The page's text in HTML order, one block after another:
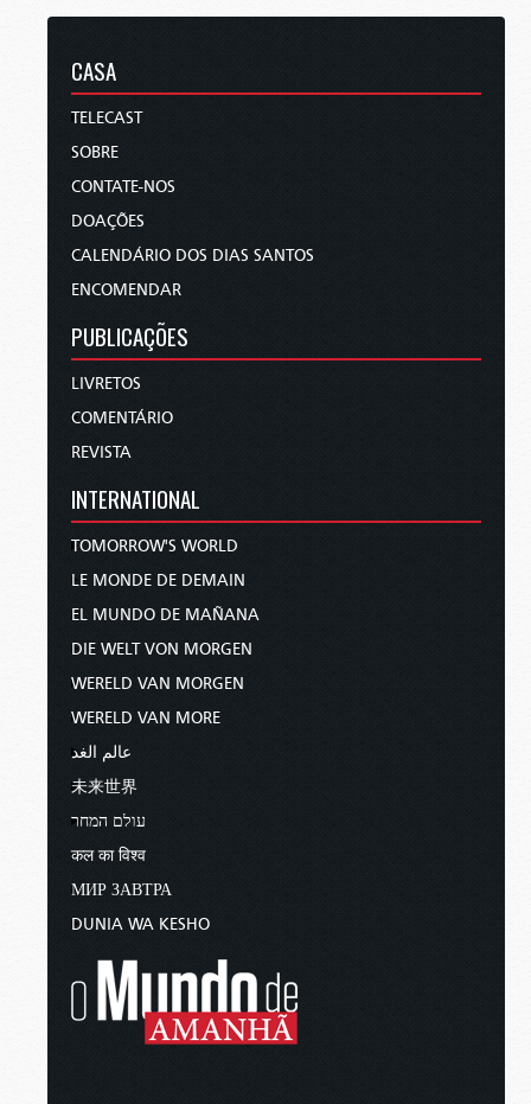
CASA
TELECAST
SOBRE
CONTATE-NOS
DOAÇÕES
CALENDÁRIO DOS DIAS SANTOS
ENCOMENDAR
PUBLICAÇÕES
LIVRETOS
COMENTÁRIO
REVISTA
INTERNATIONAL
TOMORROW'S WORLD
LE MONDE DE DEMAIN
EL MUNDO DE MAÑANA
DIE WELT VON MORGEN
WERELD VAN MORGEN
WERELD VAN MORE
عالم الغد
未来世界
עולם המחר
कल का विश्व
МИР ЗАВТРА
DUNIA WA KESHO